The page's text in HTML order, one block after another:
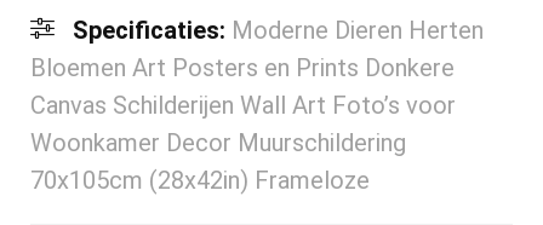
Specificaties: Moderne Dieren Herten
Bloemen Art Posters en Prints Donkere
Canvas Schilderijen Wall Art Foto’s voor
Woonkamer Decor Muurschildering
70x105cm (28x42in) Frameloze